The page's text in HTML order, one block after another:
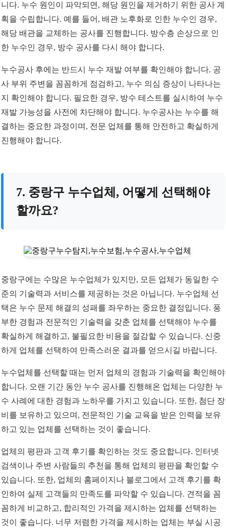
니다. 누수 원인이 파악되면, 해당 원인을 제거하기 위한 공사 계
획을 수립합니다. 예를 들어, 배관 노후화로 인한 누수인 경우,
해당 배관을 교체하는 공사를 진행합니다. 방수층 손상으로 인
한 누수인 경우, 방수 공사를 다시 해야 합니다.
누수공사 후에는 반드시 누수 재발 여부를 확인해야 합니다. 공
사 부위 주변을 꼼꼼하게 점검하고, 누수 의심 증상이 나타나는
지 확인해야 합니다. 필요한 경우, 방수 테스트를 실시하여 누수
재발 가능성을 사전에 차단해야 합니다. 누수공사는 누수를 해
결하는 중요한 과정이며, 전문 업체를 통해 안전하고 확실하게
진행해야 합니다.
7. 중랑구 누수업체, 어떻게 선택해야
할까요?
중랑구에는 수많은 누수업체가 있지만, 모든 업체가 동일한 수
준의 기술력과 서비스를 제공하는 것은 아닙니다. 누수업체 선
택은 누수 문제 해결의 성패를 좌우하는 중요한 결정입니다. 풍
부한 경험과 전문적인 기술력을 갖춘 업체를 선택해야 누수를
확실하게 해결하고, 불필요한 비용을 절감할 수 있습니다. 신중
하게 업체를 선택하여 만족스러운 결과를 얻으시길 바랍니다.
누수업체를 선택할 때는 먼저 업체의 경험과 기술력을 확인해야
합니다. 오랜 기간 동안 누수 공사를 진행해온 업체는 다양한 누
수 사례에 대한 경험과 노하우를 가지고 있습니다. 또한, 첨단 장
비를 보유하고 있으며, 전문적인 기술 교육을 받은 인력을 보유
하고 있는 업체를 선택하는 것이 좋습니다.
업체의 평판과 고객 후기를 확인하는 것도 중요합니다. 인터넷
검색이나 주변 사람들의 추천을 통해 업체의 평판을 확인할 수
있습니다. 또한, 업체의 홈페이지나 블로그에서 고객 후기를 확
인하여 실제 고객들의 만족도를 파악할 수 있습니다. 견적을 꼼
꼼하게 비교하고, 합리적인 가격을 제시하는 업체를 선택하는
것이 좋습니다. 너무 저렴한 가격을 제시하는 업체는 부실 시공